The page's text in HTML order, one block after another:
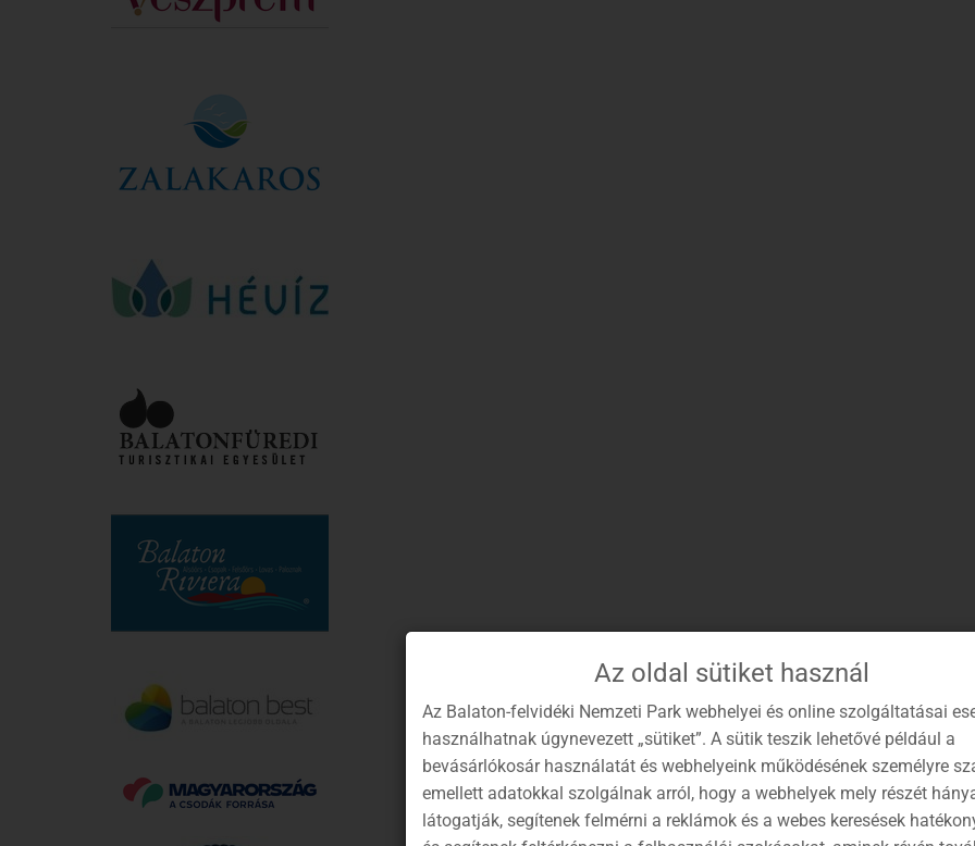
Az oldal sütiket használ
Az Balaton-felvidéki Nemzeti Park webhelyei és online szolgáltatásai
használhatnak úgynevezett „sütiket”. A sütik teszik lehetővé például a
bevásárlókosár használatát és webhelyeink működésének személyre
emellett adatokkal szolgálnak arról, hogy a webhelyek mely részét
látogatják, segítenek felmérni a reklámok és a webes keresések